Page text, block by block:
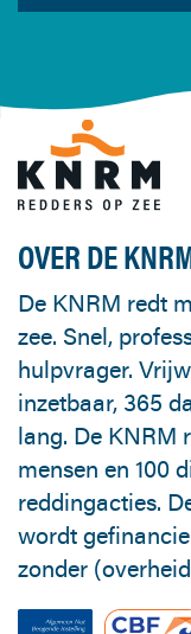
OVER DE
De KNRM redt
zee. Snel,
hulpvrager.
inzetbaar, 365
lang. De KNRM
mensen en 100
reddingacties.
wordt
zonder